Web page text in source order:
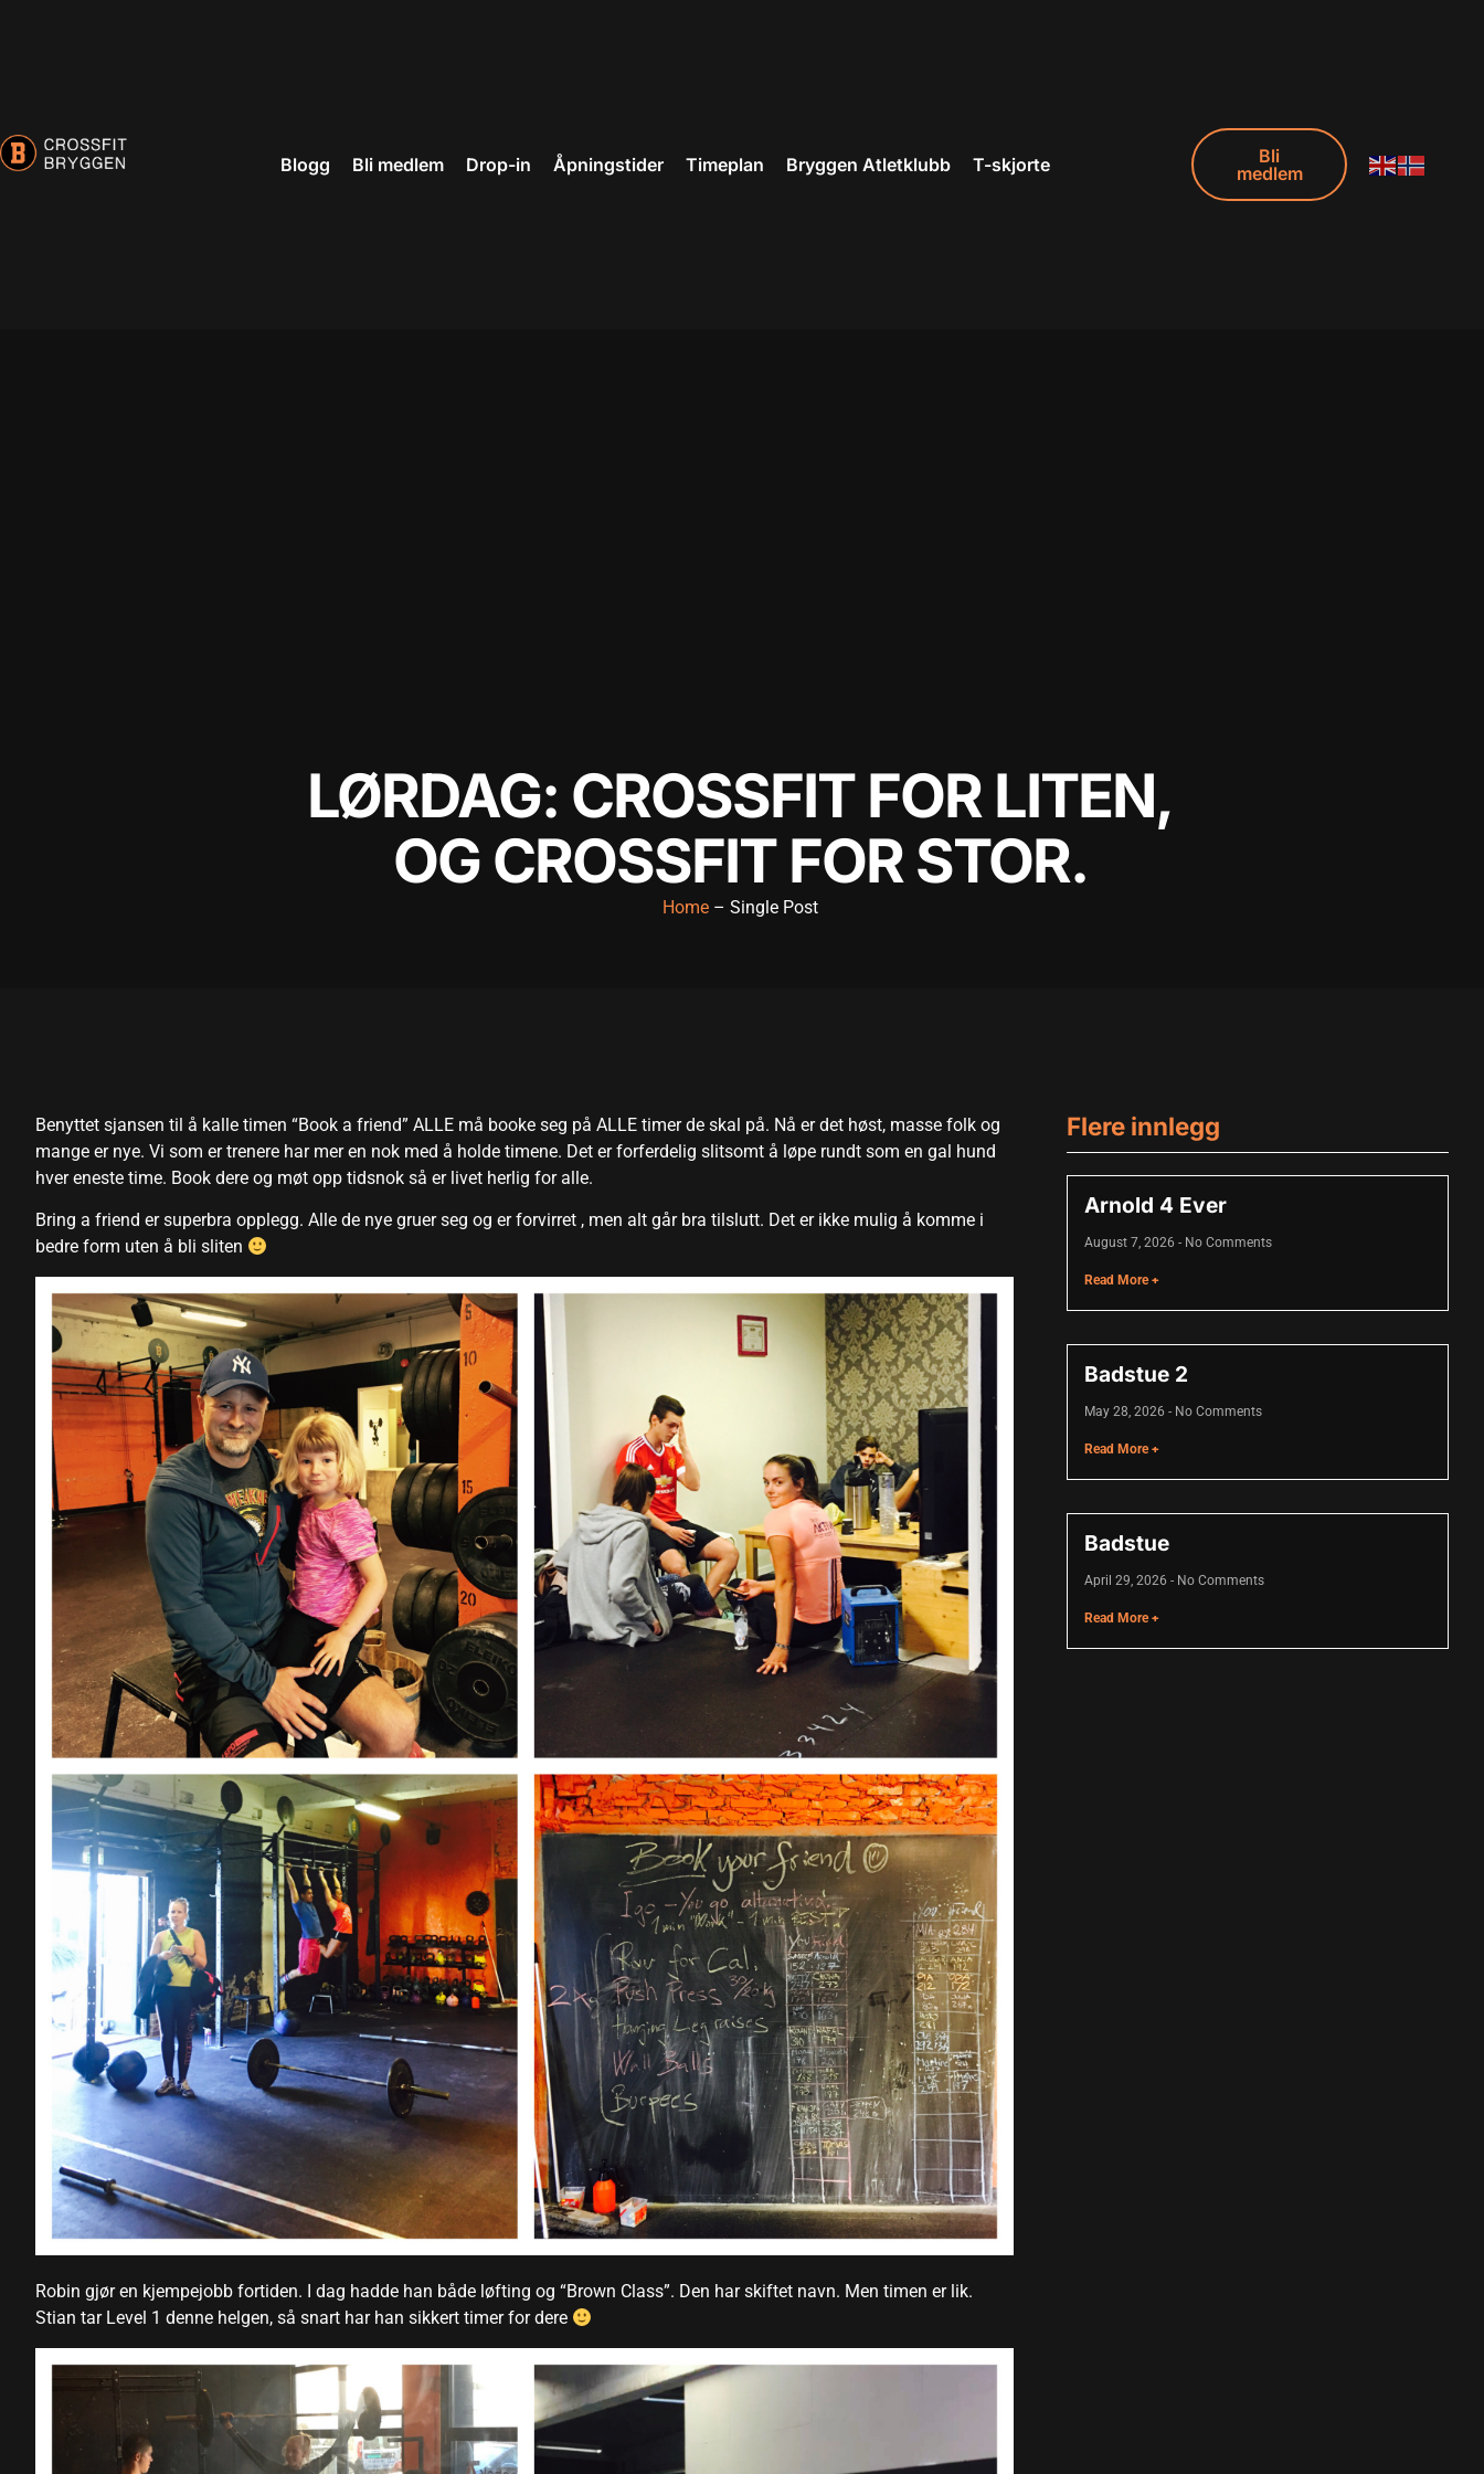
Blogg Bli medlem Drop-in Åpningstider Timeplan Bryggen Atletklubb T-skjorte
Bli
medlem
LØRDAG: CROSSFIT FOR LITEN,
OG CROSSFIT FOR STOR.
Home– Single Post
Benyttet sjansen til å kalle timen “Book a friend” ALLE må booke seg på ALLE timer de skal på. Nå er det høst, masse folk og
mange er nye. Vi som er trenere har mer en nok med å holde timene. Det er forferdelig slitsomt å løpe rundt som en gal hund
hver eneste time. Book dere og møt opp tidsnok så er livet herlig for alle.
Bring a friend er superbra opplegg. Alle de nye gruer seg og er forvirret , men alt går bra tilslutt. Det er ikke mulig å komme i
bedre form uten å bli sliten
Robin gjør en kjempejobb fortiden. I dag hadde han både løfting og “Brown Class”. Den har skiftet navn. Men timen er lik.
Stian tar Level 1 denne helgen, så snart har han sikkert timer for dere
Flere innlegg
Arnold 4 Ever
August 7, 2026 No Comments
Read More +
Badstue 2
May 28, 2026 No Comments
Read More +
Badstue
April 29, 2026 No Comments
Read More +